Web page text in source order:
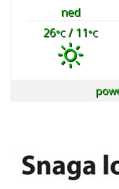
ned
26°C/ 11°C